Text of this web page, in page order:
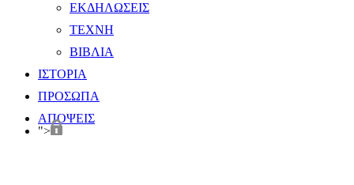
ΕΚΔΗΛΩΣΕΙΣ
ΤΕΧΝΗ
ΒΙΒΛΙΑ
ΙΣΤΟΡΙΑ
ΠΡΟΣΩΠΑ
ΑΠΟΨΕΙΣ
">